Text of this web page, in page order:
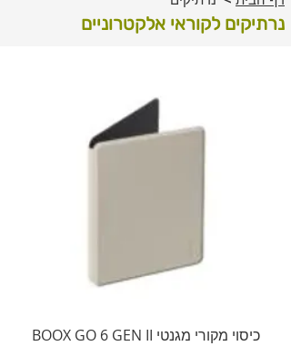
נרתיקים לקוראי אלקטרוניים
כיסוי מקורי מגנטי BOOX GO 6 GEN II